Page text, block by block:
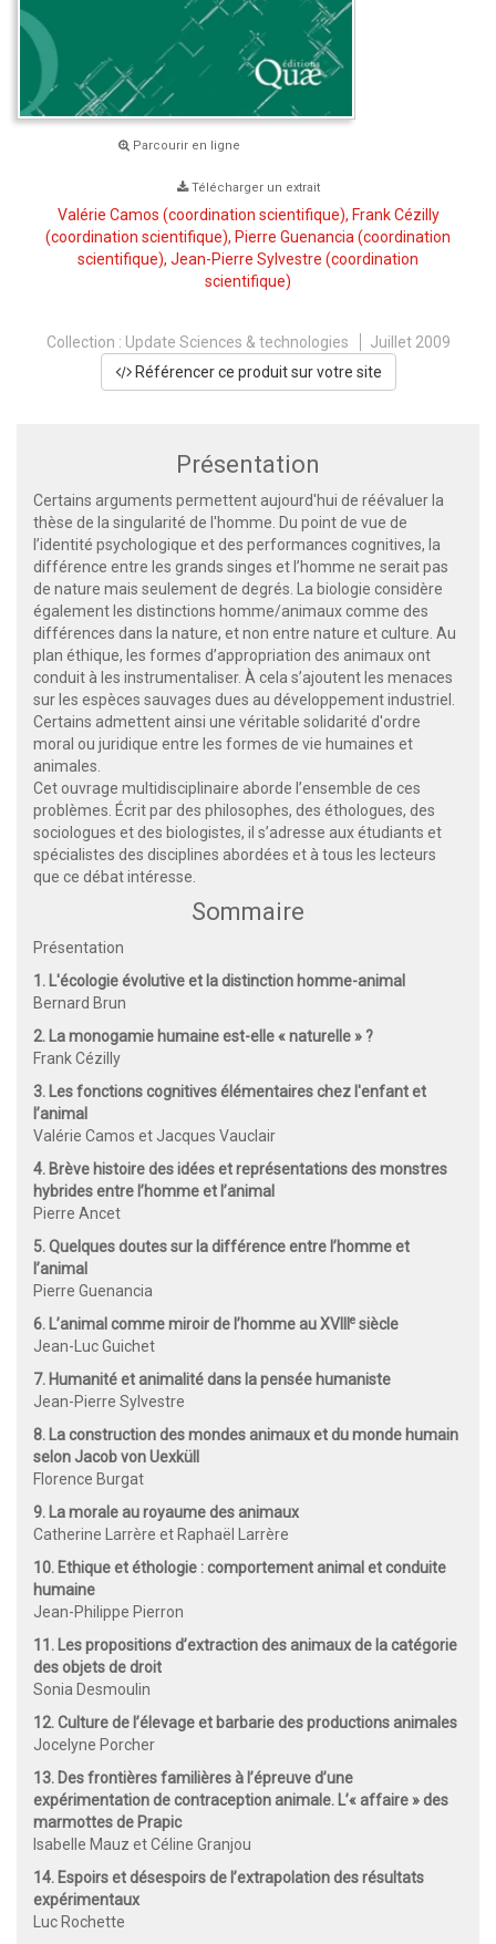
Parcourir en ligne
Télécharger un extrait
Valérie Camos (coordination scientifique), Frank Cézilly
(coordination scientifique), Pierre Guenancia (coordination
scientifique), Jean-Pierre Sylvestre (coordination
scientifique)
Collection : Update Sciences & technologies
Juillet 2009
Référencer ce produit sur votre site
Présentation
Certains arguments permettent aujourd'hui de réévaluer la
thèse de la singularité de l'homme. Du point de vue de
l’identité psychologique et des performances cognitives, la
différence entre les grands singes et l’homme ne serait pas
de nature mais seulement de degrés. La biologie considère
également les distinctions homme/animaux comme des
différences dans la nature, et non entre nature et culture. Au
plan éthique, les formes d’appropriation des animaux ont
conduit à les instrumentaliser. À cela s’ajoutent les menaces
sur les espèces sauvages dues au développement industriel.
Certains admettent ainsi une véritable solidarité d'ordre
moral ou juridique entre les formes de vie humaines et
animales.
Cet ouvrage multidisciplinaire aborde l’ensemble de ces
problèmes. Écrit par des philosophes, des éthologues, des
sociologues et des biologistes, il s’adresse aux étudiants et
spécialistes des disciplines abordées et à tous les lecteurs
que ce débat intéresse.
Sommaire
Présentation
1. L'écologie évolutive et la distinction homme-animal
Bernard Brun
2. La monogamie humaine est-elle « naturelle » ?
Frank Cézilly
3. Les fonctions cognitives élémentaires chez l'enfant et
l’animal
Valérie Camos et Jacques Vauclair
4. Brève histoire des idées et représentations des monstres
hybrides entre l’homme et l’animal
Pierre Ancet
5. Quelques doutes sur la différence entre l’homme et
l’animal
Pierre Guenancia
6. L’animal comme miroir de l’homme au XVIII
e siècle
Jean-Luc Guichet
7. Humanité et animalité dans la pensée humaniste
Jean-Pierre Sylvestre
8. La construction des mondes animaux et du monde humain
selon Jacob von Uexküll
Florence Burgat
9. La morale au royaume des animaux
Catherine Larrère et Raphaël Larrère
10. Ethique et éthologie : comportement animal et conduite
humaine
Jean-Philippe Pierron
11. Les propositions d’extraction des animaux de la catégorie
des objets de droit
Sonia Desmoulin
12. Culture de l’élevage et barbarie des productions animales
Jocelyne Porcher
13. Des frontières familières à l’épreuve d’une
expérimentation de contraception animale. L’« affaire » des
marmottes de Prapic
Isabelle Mauz et Céline Granjou
14. Espoirs et désespoirs de l’extrapolation des résultats
expérimentaux
Luc Rochette